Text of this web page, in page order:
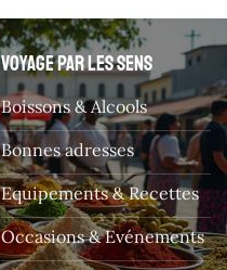
Voyage par les sens
Boissons & Alcools
Bonnes adresses
Equipements & Recettes
Occasions & Evénements